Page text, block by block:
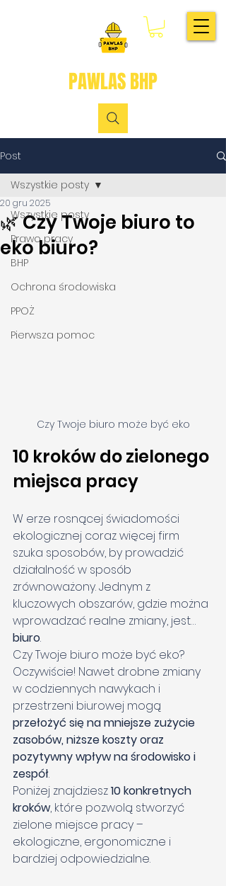
PAWLAS BHP
Post
Wszystkie posty
Prawo pracy
BHP
Ochrona środowiska
PPOŻ
Pierwsza pomoc
Wszystkie posty
🌿 Czy Twoje biuro to
eko biuro?
20 gru 2025
Czy Twoje biuro może być eko
10 kroków do zielonego
miejsca pracy
W erze rosnącej świadomości
ekologicznej coraz więcej firm
szuka sposobów, by prowadzić
działalność w sposób
zrównoważony. Jednym z
kluczowych obszarów, gdzie można
wprowadzać realne zmiany, jest…
biuro.
Czy Twoje biuro może być eko?
Oczywiście! Nawet drobne zmiany
w codziennych nawykach i
przestrzeni biurowej mogą
przełożyć się na mniejsze zużycie
zasobów, niższe koszty oraz
pozytywny wpływ na środowisko i
zespół.
Poniżej znajdziesz 10 konkretnych
kroków, które pozwolą stworzyć
zielone miejsce pracy –
ekologiczne, ergonomiczne i
bardziej odpowiedzialne.